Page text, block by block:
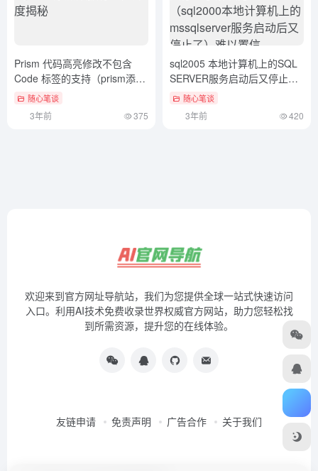
Prism 代码高亮修改不包含
Code 标签的支持（prism添加
数据标签）深度揭秘
随心笔谈
3年前 375
sql2005 本地计算机上的SQL
SERVER服务启动后又停止了
解决方法（sql2000本地计算
又停止了）难以置信
随心笔谈
3年前 420
欢迎来到官方网址导航站，我们为您提供全球一站式快速访问
入口。利用AI技术免费收录世界权威官方网站，助力您轻松找
到所需资源，提升您的在线体验。
友链申请 免责声明 广告合作 关于我们